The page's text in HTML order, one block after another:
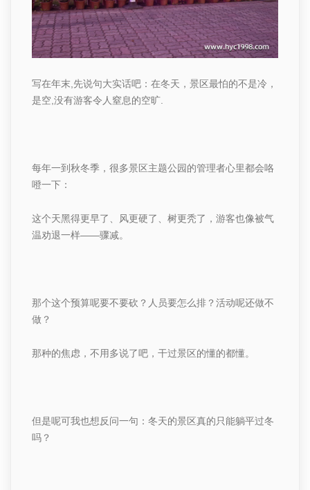
写在年末 先说句大实话吧：在冬天，景区最怕的不是冷，
是空 没有游客令人窒息的空旷
每年一到秋冬季，很多景区主题公园的管理者心里都会咯
噔一下：
这个天黑得更早了、风更硬了、树更秃了，游客也像被气
温劝退一样——骤减。
那个这个预算呢要不要砍？人员要怎么排？活动呢还做不
做？
那种的焦虑，不用多说了吧，干过景区的懂的都懂。
但是呢可我也想反问一句：冬天的景区真的只能躺平过冬
吗？